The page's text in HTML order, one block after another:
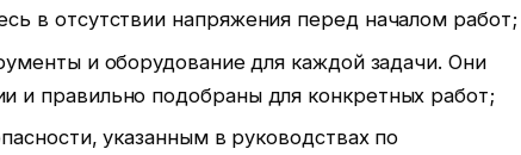
в отсутствии напряжения перед началом работ;
и оборудование для каждой задачи. Они
и правильно подобраны для конкретных работ;
указанным в руководствах по